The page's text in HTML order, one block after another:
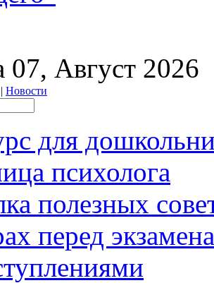
07, Август 2026
| Новости
для
психолога
полезных
перед